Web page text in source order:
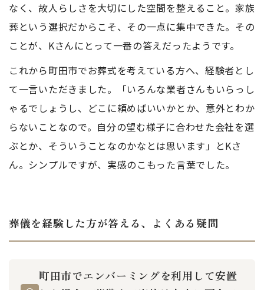
なく、故人らしさを大切にした空間を整えること。家族
葬という選択だからこそ、その一点に集中できた。その
ことが、Kさんにとって一番の答えだったようです。
これから町田市でお葬式を考えている方へ、経験者とし
て一言いただきました。「いろんな業者さんもいらっし
ゃるでしょうし、どこに頼めばいいかとか、意外とわか
らないことなので。自分の望む様子に合わせた会社を選
ぶとか、そういうことなのかなとは思います」とKさ
ん。シンプルですが、実感のこもった言葉でした。
葬儀を経験した方が答える、よくある疑問
町田市でエンバーミングを利用して安置